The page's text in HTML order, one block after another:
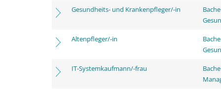
Gesundheits- und Krankenpfleger/-in
Altenpfleger/-in
IT-Systemkaufmann/-frau